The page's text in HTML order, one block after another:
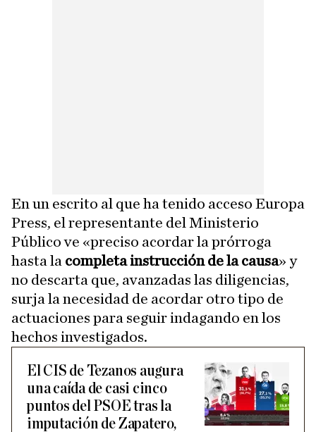
En un escrito al que ha tenido acceso Europa
Press, el representante del Ministerio
Público ve «preciso acordar la prórroga
hasta la completa instrucción de la causa» y
no descarta que, avanzadas las diligencias,
surja la necesidad de acordar otro tipo de
actuaciones para seguir indagando en los
hechos investigados.
El CIS de Tezanos augura
una caída de casi cinco
puntos del PSOE tras la
imputación de Zapatero,